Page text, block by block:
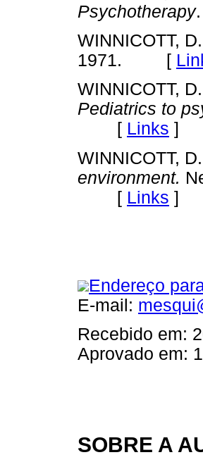
Psychotherapy
WINNICOTT,
1971. [
WINNICOTT,
Pediatrics to
[ Links ]
WINNICOTT,
environment.
[ Links ]
Endereço
E-mail:
Recebido em:
Aprovado em:
SOBRE A